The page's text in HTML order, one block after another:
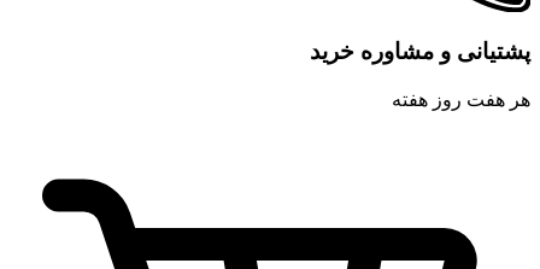
پشتیانی و مشاوره خرید
هر هفت روز هفته